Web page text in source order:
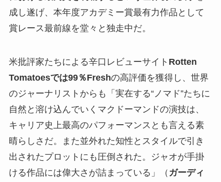
成し遂げ、本年度アカデミー賞最有力作品として
賞レース最前線を堂々と独走中だ。
米批評家たちによる辛口レビューサイト Rotten
Tomatoesでは99％Freshの高評価を獲得し、世界
のジャーナリストからも「実在する“ノマド”たちに
自然と溶け込んでいくマクドーマンドの演技は、
キャリア史上最高のパフォーマンスとも言える素
晴らしさだ。また並外れた知性とスタイルで引き
出されたプロットにも圧倒された。ジャオが手掛
ける作品には偉大さが詰まっている」（ ガーディ